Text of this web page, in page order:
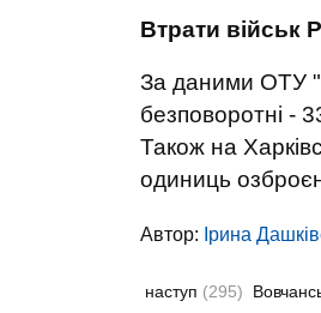
Втрати військ
За даними ОТУ
безповоротні -
Також на
одиниць
Автор: Ірина
наступ (295)